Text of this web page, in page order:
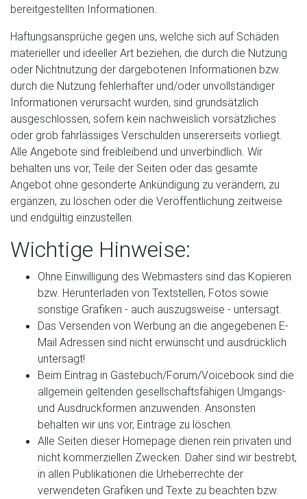
bereitgestellten Informationen.
Haftungsansprüche gegen uns, welche sich auf Schäden
materieller und ideeller Art beziehen, die durch die Nutzung
oder Nichtnutzung der dargebotenen Informationen bzw.
durch die Nutzung fehlerhafter und/oder unvollständiger
Informationen verursacht wurden, sind grundsätzlich
ausgeschlossen, sofern kein nachweislich vorsätzliches
oder grob fahrlässiges Verschulden unsererseits vorliegt.
Alle Angebote sind freibleibend und unverbindlich. Wir
behalten uns vor, Teile der Seiten oder das gesamte
Angebot ohne gesonderte Ankündigung zu verändern, zu
ergänzen, zu löschen oder die Veröffentlichung zeitweise
und endgültig einzustellen.
Wichtige Hinweise:
Ohne Einwilligung des Webmasters sind das Kopieren
bzw. Herunterladen von Textstellen, Fotos sowie
sonstige Grafiken - auch auszugsweise - untersagt.
Das Versenden von Werbung an die angegebenen E-
Mail Adressen sind nicht erwünscht und ausdrücklich
untersagt!
Beim Eintrag in Gästebuch/Forum/Voicebook sind die
allgemein geltenden gesellschaftsfähigen Umgangs-
und Ausdruckformen anzuwenden. Ansonsten
behalten wir uns vor, Einträge zu löschen.
Alle Seiten dieser Homepage dienen rein privaten und
nicht kommerziellen Zwecken. Daher sind wir bestrebt,
in allen Publikationen die Urheberrechte der
verwendeten Grafiken und Texte zu beachten bzw.